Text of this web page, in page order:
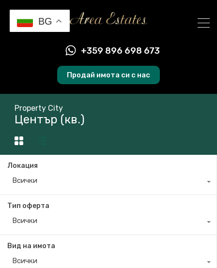
+359 896 698 673
Продай имота си с нас
Property City
Център (кв.)
Локация
Всички
Тип оферта
Всички
Вид на имота
Всички
BG